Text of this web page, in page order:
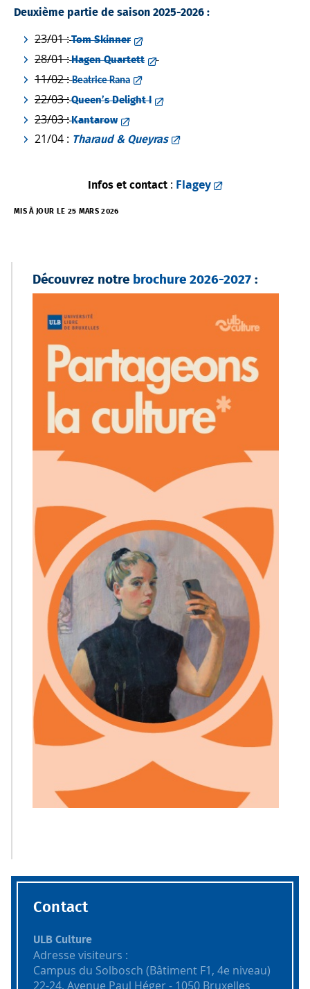
Deuxième partie de saison 2025-2026 :
23/01 : Tom Skinner
28/01 : Hagen Quartett
11/02 : Beatrice Rana
22/03 : Queen’s Delight I
23/03 : Kantarow
21/04 : Tharaud & Queyras
Infos et contact: Flagey
MIS À JOUR LE 25 MARS 2026
Découvrez notre brochure 2026-2027:
Contact
ULB Culture
Adresse visiteurs :
Campus du Solbosch (Bâtiment F1, 4e niveau)
22-24, Avenue Paul Héger - 1050 Bruxelles